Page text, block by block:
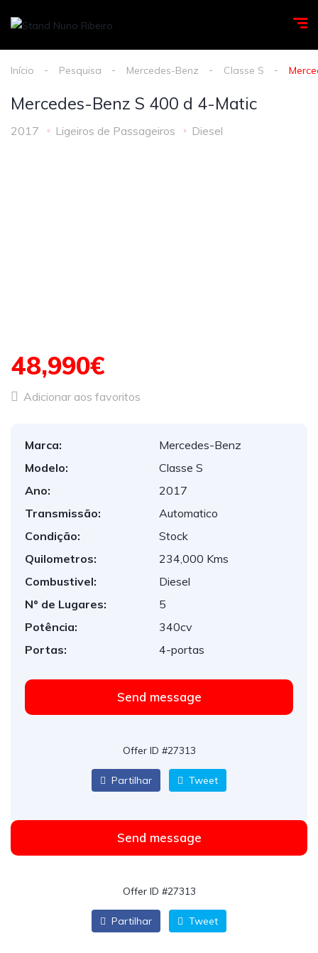
Início Pesquisa Mercedes-Benz Classe S
Mercedes-Benz S 400 d 4-Matic
2017 Ligeiros de Passageiros Diesel
48,990€
Adicionar aos favoritos
Marca:
Mercedes-Benz
Modelo:
Classe S
Ano:
2017
Transmissão:
Automatico
Condição:
Stock
Quilometros:
234,000 Kms
Combustivel:
Diesel
Nº de Lugares:
5
Potência:
340cv
Portas:
4-portas
Send message
Offer ID #27313
Partilhar Tweet
Send message
Offer ID #27313
Partilhar Tweet